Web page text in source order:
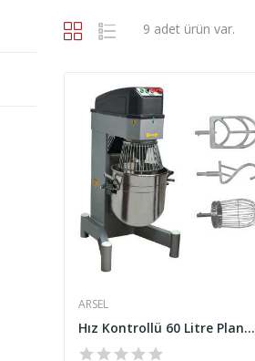
9 adet ürün var.
ARSEL
Hız Kontrollü 60 Litre Planet Mikser